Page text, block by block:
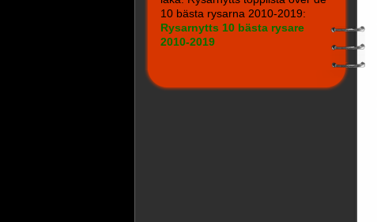
10 bästa rysarna 2010-2019:
Rysarnytts 10 bästa rysare
2010-2019